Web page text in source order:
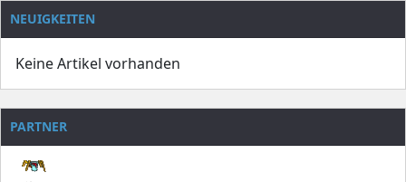
NEUIGKEITEN
Keine Artikel vorhanden
PARTNER